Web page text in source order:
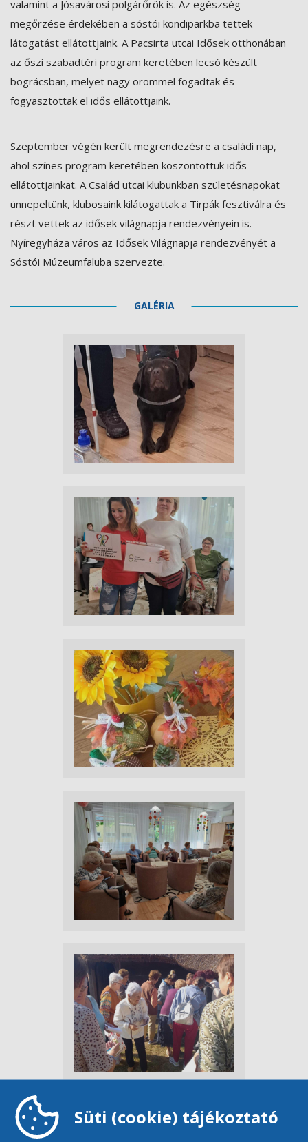
valamint a Jósavárosi polgárőrök is. Az egészség
megőrzése érdekében a sóstói kondiparkba tettek
látogatást ellátottjaink. A Pacsirta utcai Idősek otthonában
az őszi szabadtéri program keretében lecsó készült
bográcsban, melyet nagy örömmel fogadtak és
fogyasztottak el idős ellátottjaink.
Szeptember végén került megrendezésre a családi nap,
ahol színes program keretében köszöntöttük idős
ellátottjainkat. A Család utcai klubunkban születésnapokat
ünnepeltünk, klubosaink kilátogattak a Tirpák fesztiválra és
részt vettek az idősek világnapja rendezvényein is.
Nyíregyháza város az Idősek Világnapja rendezvényét a
Sóstói Múzeumfaluba szervezte.
GALÉRIA
Süti (cookie) tájékoztató